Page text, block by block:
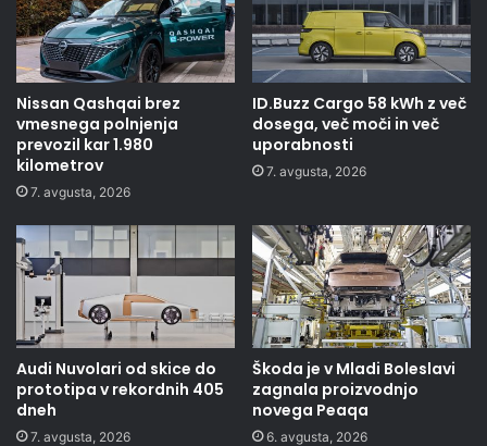
Nissan Qashqai brez
vmesnega polnjenja
prevozil kar 1.980
kilometrov
7. avgusta, 2026
ID.Buzz Cargo 58 kWh z več
dosega, več moči in več
uporabnosti
7. avgusta, 2026
Audi Nuvolari od skice do
prototipa v rekordnih 405
dneh
7. avgusta, 2026
Škoda je v Mladi Boleslavi
zagnala proizvodnjo
novega Peaqa
6. avgusta, 2026